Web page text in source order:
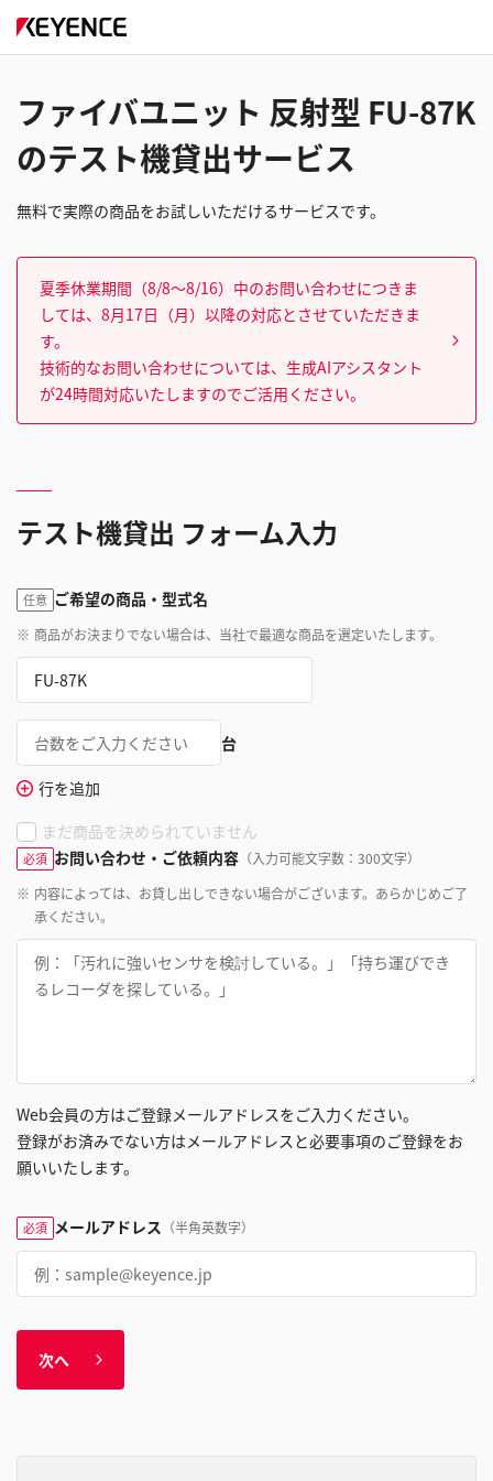
ファイバユニット 反射型 FU-87K
のテスト機貸出サービス
無料で実際の商品をお試しいただけるサービスです。
夏季休業期間（8/8～8/16）中のお問い合わせにつきま
しては、8月17日（月）以降の対応とさせていただきま
す。
技術的なお問い合わせについては、生成AIアシスタント
が24時間対応いたしますのでご活用ください。
テスト機貸出 フォーム入力
任意 ご希望の商品・型式名
※ 商品がお決まりでない場合は、当社で最適な商品を選定いたします。
台
行を追加
まだ商品を決められていません
必須 お問い合わせ・ご依頼内容 （入力可能文字数：300文字）
※ 内容によっては、お貸し出しできない場合がございます。あらかじめご了
承ください。
Web会員の方はご登録メールアドレスをご入力ください。
登録がお済みでない方はメールアドレスと必要事項のご登録をお
願いいたします。
必須 メールアドレス （半角英数字）
次へ